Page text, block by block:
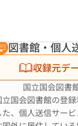
図書館・個人
収録元デ
国立国会図書
立国会図書館の登
た、個人送信サー